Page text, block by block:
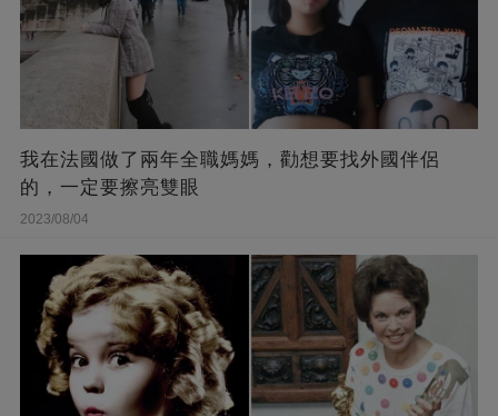
我在法國做了兩年全職媽媽，勸想要找外國伴侶
的，一定要擦亮雙眼
2023/08/04